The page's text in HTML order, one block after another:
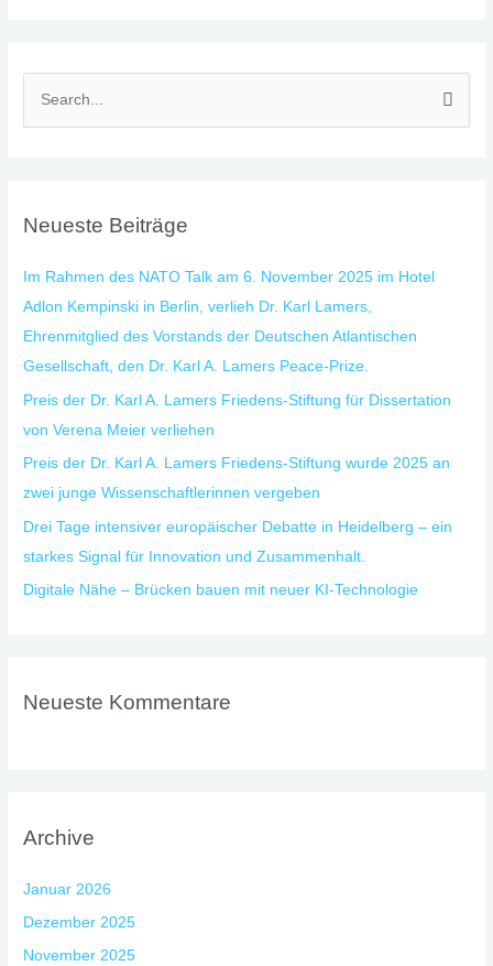
e
n
a
c
h
:
Neueste Beiträge
Im Rahmen des NATO Talk am 6. November 2025 im Hotel
Adlon Kempinski in Berlin, verlieh Dr. Karl Lamers,
Ehrenmitglied des Vorstands der Deutschen Atlantischen
Gesellschaft, den Dr. Karl A. Lamers Peace-Prize.
Preis der Dr. Karl A. Lamers Friedens-Stiftung für Dissertation
von Verena Meier verliehen
Preis der Dr. Karl A. Lamers Friedens-Stiftung wurde 2025 an
zwei junge Wissenschaftlerinnen vergeben
Drei Tage intensiver europäischer Debatte in Heidelberg – ein
starkes Signal für Innovation und Zusammenhalt.
Digitale Nähe – Brücken bauen mit neuer KI-Technologie
Neueste Kommentare
Archive
Januar 2026
Dezember 2025
November 2025